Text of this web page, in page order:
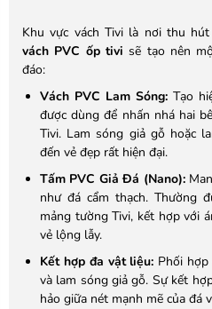
Khu vực vách Tivi là nơi thu
vách PVC ốp tivi sẽ tạo nên
đáo:
Vách PVC Lam Sóng:Tạo
được dùng để nhấn nhá hai
Tivi. Lam sóng giả gỗ hoặc
đến vẻ đẹp rất hiện đại.
Tấm PVC Giả Đá (Nano):
như đá cẩm thạch. Thường
mảng tường Tivi, kết hợp với
vẻ lộng lẫy.
Kết hợp đa vật liệu: Phối
và lam sóng giả gỗ. Sự kết
hảo giữa nét mạnh mẽ của đá